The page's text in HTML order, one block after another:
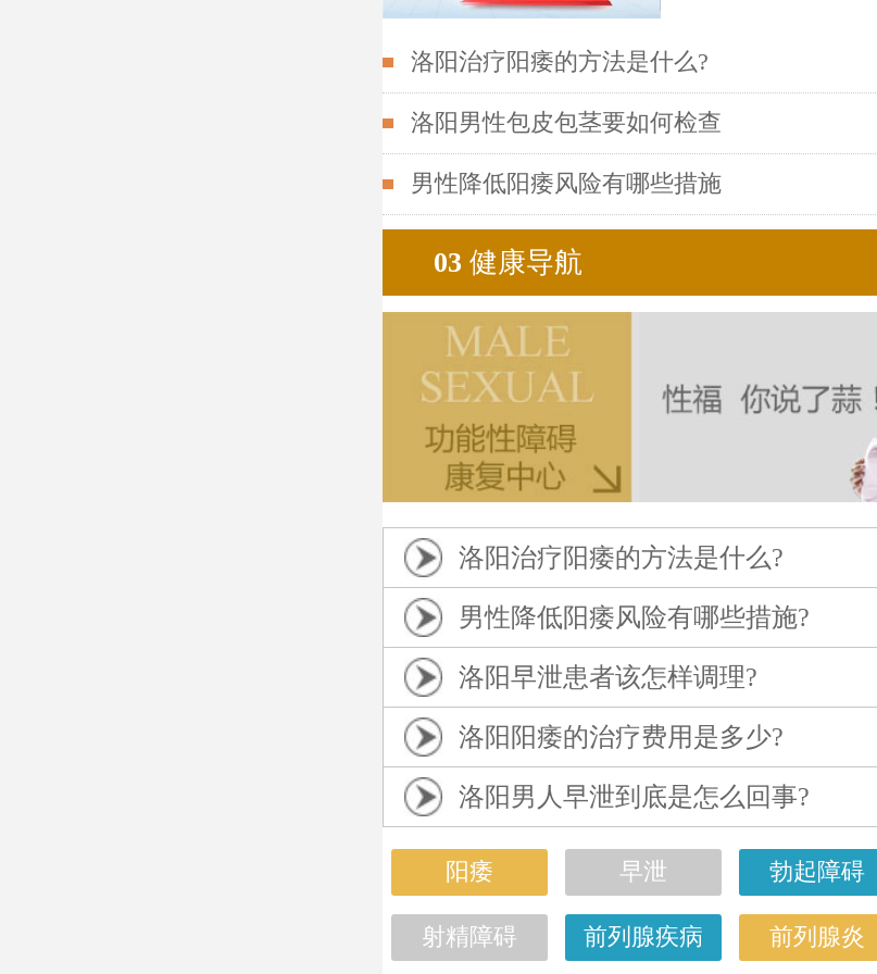
洛阳治疗阳痿的方法是什么?
洛阳男性包皮包茎要如何检查
男性降低阳痿风险有哪些措施
03 健康导航
洛阳治疗阳痿的方法是什么?
男性降低阳痿风险有哪些措施?
洛阳早泄患者该怎样调理?
洛阳阳痿的治疗费用是多少?
洛阳男人早泄到底是怎么回事?
阳痿 早泄 勃起障碍
射精障碍 前列腺疾病 前列腺炎